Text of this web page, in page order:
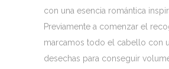
con una esencia romántica
Previamente a comenzar el
marcamos todo el cabello con
desechas para conseguir